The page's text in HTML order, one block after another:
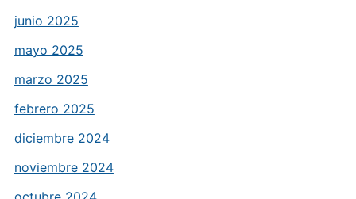
junio 2025
mayo 2025
marzo 2025
febrero 2025
diciembre 2024
noviembre 2024